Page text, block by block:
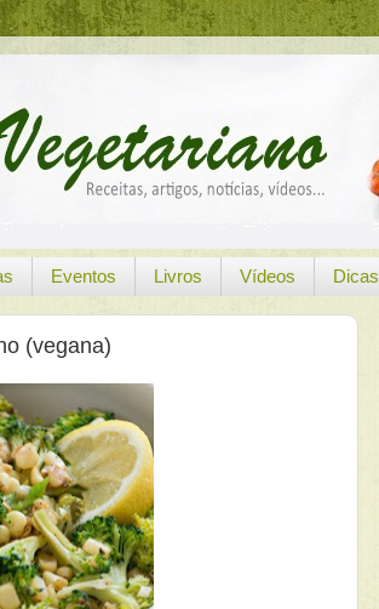
Eventos Livros Vídeos Dicas
(vegana)